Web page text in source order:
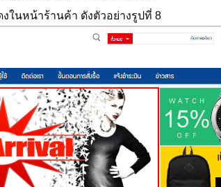
นหน้าร้านค้า ดังตัวอย่างรูปที่ 8